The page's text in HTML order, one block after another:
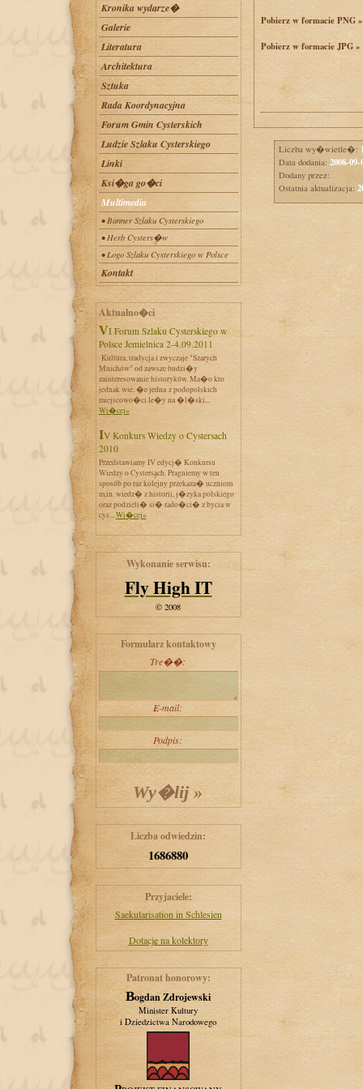
Kronika wydarze�
Galerie
Literatura
Architektura
Sztuka
Rada Koordynacyjna
Forum Gmin Cysterskich
Ludzie Szlaku Cysterskiego
Linki
Ksi�ga go�ci
Multimedia
• Banner Szlaku Cysterskiego
• Herb Cysters�w
• Logo Szlaku Cysterskiego w Polsce
Kontakt
Aktualno�ci
VI Forum Szlaku Cysterskiego w
Polsce Jemielnica 2-4.09.2011
Kultura, tradycja i zwyczaje "Szarych
Mnichów" od zawsze budzi�y
zainteresowanie historyków. Ma�o kto
jednak wie, �e jedna z podopolskich
miejscowo�ci le�y na �l�ski...
Wi�cej»
IV Konkurs Wiedzy o Cystersach
2010
Przedstawiamy IV edycj� Konkursu
Wiedzy o Cystersach. Pragniemy w ten
sposób po raz kolejny przekaza� uczniom
m.in. wiedz� z historii, j�zyka polskiego
oraz podzieli� si� rado�ci� z bycia w
cys...Wi�cej»
Wykonanie serwisu:
Fly High IT
© 2008
Formularz kontaktowy
Tre��:
E-mail:
Podpis:
Liczba odwiedzin:
1686880
Przyjaciele:
Saekularisation in Schlesien
Dotacje na kolektory
Patronat honorowy:
Bogdan Zdrojewski
Minister Kultury
i Dziedzictwa Narodowego
Pobierz w formacie PNG »
Pobierz w formacie JPG »
Liczba wy�wietle�:
Data dodania: 2008-
Dodany przez:
Ostatnia aktualizacja: